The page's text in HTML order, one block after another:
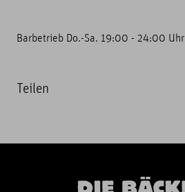
Barbetrieb Do.-Sa. 19:00 - 24:00 Uhr
Teilen